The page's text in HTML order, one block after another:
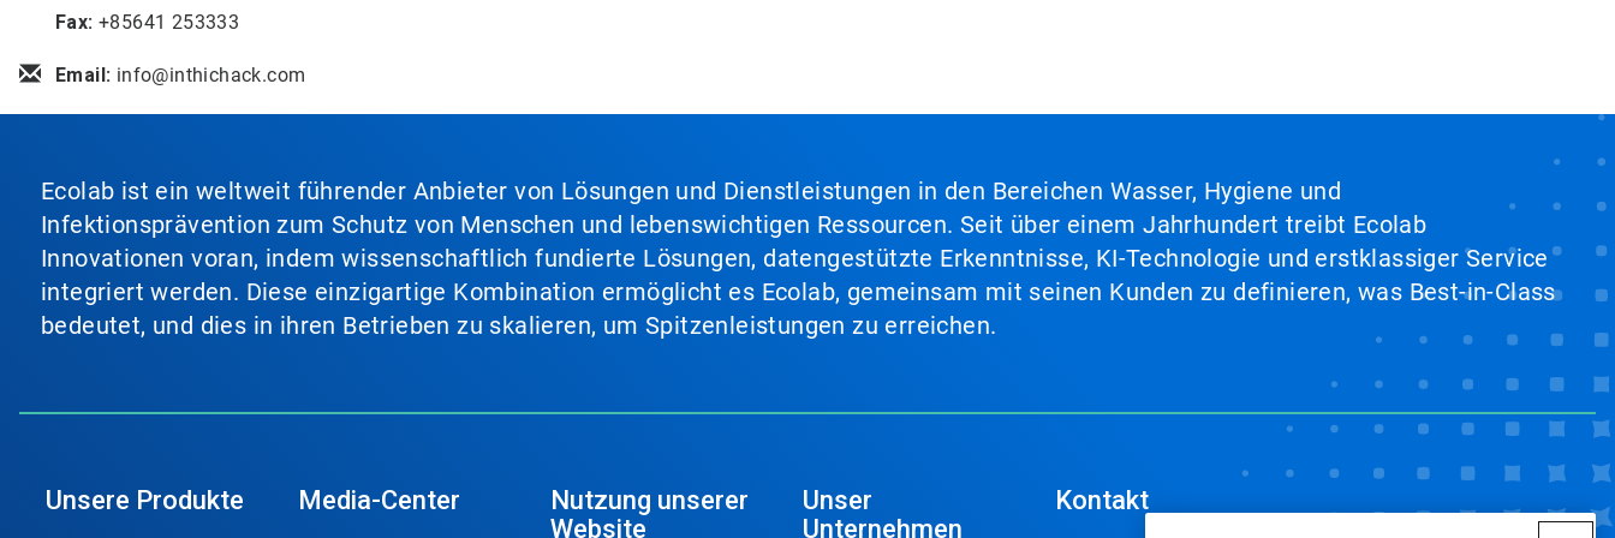
Fax: +85641 253333
Email: info@inthichack.com
Ecolab ist ein weltweit führender Anbieter von Lösungen und Dienstleistungen in den Bereichen Wasser, Hygiene und
Infektionsprävention zum Schutz von Menschen und lebenswichtigen Ressourcen. Seit über einem Jahrhundert treibt Ecolab
Innovationen voran, indem wissenschaftlich fundierte Lösungen, datengestützte Erkenntnisse, KI-Technologie und erstklassiger Service
integriert werden. Diese einzigartige Kombination ermöglicht es Ecolab, gemeinsam mit seinen Kunden zu definieren, was Best-in-Class
bedeutet, und dies in ihren Betrieben zu skalieren, um Spitzenleistungen zu erreichen.
Unsere Produkte Media-Center
Nutzung unserer
Website
Unser
Unternehmen
Kontakt